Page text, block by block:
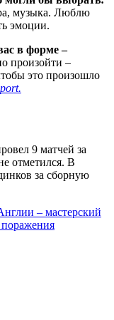
музыка. Люблю
эмоции.
в форме –
произойти –
это произошло
9 матчей за
отметился. В
за сборную
– мастерский